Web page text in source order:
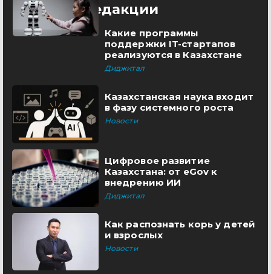
Выбор редакции
Какие программы
поддержки IT-стартапов
реализуются в Казахстане
Диджитал
Казахстанская наука входит
в фазу системного роста
Новости
Цифровое развитие
Казахстана: от eGov к
внедрению ИИ
Диджитал
Как распознать корь у детей
и взрослых
Новости